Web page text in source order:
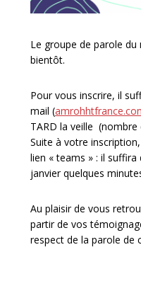
Le groupe de parole du
bientôt.
Pour vous inscrire, il
mail (
TARD la veille (nombre
Suite à votre
lien « teams » : il
janvier quelques
Au plaisir de vous
partir de vos
respect de la parole de